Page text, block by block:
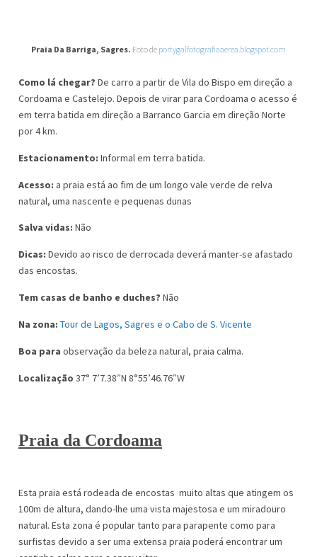
Praia Da Barriga, Sagres. Foto de portygalfotografiaaerea.blogspot.com
Como lá chegar? De carro a partir de Vila do Bispo em direção a
Cordoama e Castelejo. Depois de virar para Cordoama o acesso é
em terra batida em direção a Barranco Garcia em direção Norte
por 4 km.
Estacionamento: Informal em terra batida.
Acesso: a praia está ao fim de um longo vale verde de relva
natural, uma nascente e pequenas dunas
Salva vidas: Não
Dicas: Devido ao risco de derrocada deverá manter-se afastado
das encostas.
Tem casas de banho e duches? Não
Na zona: Tour de Lagos, Sagres e o Cabo de S. Vicente
Boa para observação da beleza natural, praia calma.
Localização 37° 7’7.38″N 8°55’46.76″W
Praia da Cordoama
Esta praia está rodeada de encostas muito altas que atingem os
100m de altura, dando-lhe uma vista majestosa e um miradouro
natural. Esta zona é popular tanto para parapente como para
surfistas devido a ser uma extensa praia poderá encontrar um